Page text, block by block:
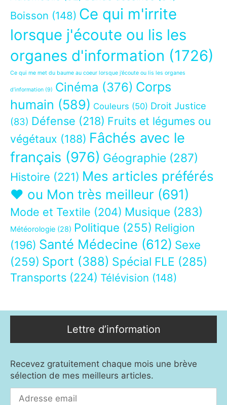
Boisson (148) Ce qui m'irrite
lorsque j'écoute ou lis les
organes d'information (1726)
Ce qui me met du baume au coeur lorsque j’écoute ou lis les organes
d’information (9) Cinéma (376) Corps
humain (589) Couleurs (50) Droit Justice
(83) Défense (218) Fruits et légumes ou
végétaux (188) Fâchés avec le
français (976) Géographie (287)
Histoire (221) Mes articles préférés
❤ ou Mon très meilleur (691)
Mode et Textile (204) Musique (283)
Météorologie (28) Politique (255) Religion
(196) Santé Médecine (612) Sexe
(259) Sport (388) Spécial FLE (285)
Transports (224) Télévision (148)
Lettre d’information
Recevez gratuitement chaque mois une brève
sélection de mes meilleurs articles.